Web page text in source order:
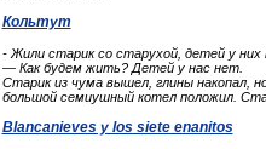
Кольтут
- Жили старик со старухой, детей у
— Как будем жить? Детей у нас нет.
Старик из чума вышел, глины накопал,
большой семиушный котел положил.
Blancanieves y los siete enanitos